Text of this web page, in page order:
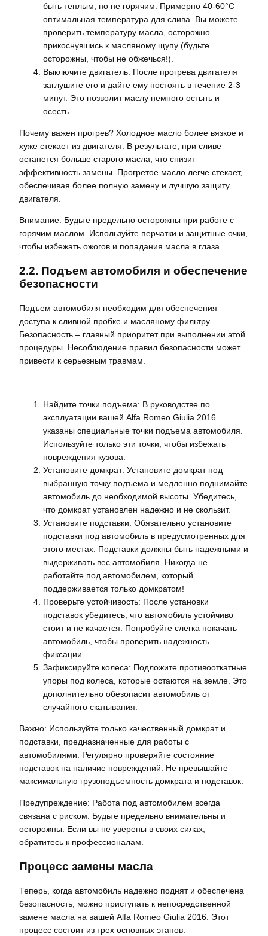
быть теплым, но не горячим. Примерно 40-60°C –
оптимальная температура для слива. Вы можете
проверить температуру масла, осторожно
прикоснувшись к масляному щупу (будьте
осторожны, чтобы не обжечься!).
Выключите двигатель: После прогрева двигателя
заглушите его и дайте ему постоять в течение 2-3
минут. Это позволит маслу немного остыть и
осесть.
Почему важен прогрев? Холодное масло более вязкое и
хуже стекает из двигателя. В результате, при сливе
останется больше старого масла, что снизит
эффективность замены. Прогретое масло легче стекает,
обеспечивая более полную замену и лучшую защиту
двигателя.
Внимание: Будьте предельно осторожны при работе с
горячим маслом. Используйте перчатки и защитные очки,
чтобы избежать ожогов и попадания масла в глаза.
2.2. Подъем автомобиля и обеспечение
безопасности
Подъем автомобиля необходим для обеспечения
доступа к сливной пробке и масляному фильтру.
Безопасность – главный приоритет при выполнении этой
процедуры. Несоблюдение правил безопасности может
привести к серьезным травмам.
Найдите точки подъема: В руководстве по
эксплуатации вашей Alfa Romeo Giulia 2016
указаны специальные точки подъема автомобиля.
Используйте только эти точки, чтобы избежать
повреждения кузова.
Установите домкрат: Установите домкрат под
выбранную точку подъема и медленно поднимайте
автомобиль до необходимой высоты. Убедитесь,
что домкрат установлен надежно и не скользит.
Установите подставки: Обязательно установите
подставки под автомобиль в предусмотренных для
этого местах. Подставки должны быть надежными и
выдерживать вес автомобиля. Никогда не
работайте под автомобилем, который
поддерживается только домкратом!
Проверьте устойчивость: После установки
подставок убедитесь, что автомобиль устойчиво
стоит и не качается. Попробуйте слегка покачать
автомобиль, чтобы проверить надежность
фиксации.
Зафиксируйте колеса: Подложите противооткатные
упоры под колеса, которые остаются на земле. Это
дополнительно обезопасит автомобиль от
случайного скатывания.
Важно: Используйте только качественный домкрат и
подставки, предназначенные для работы с
автомобилями. Регулярно проверяйте состояние
подставок на наличие повреждений. Не превышайте
максимальную грузоподъемность домкрата и подставок.
Предупреждение: Работа под автомобилем всегда
связана с риском. Будьте предельно внимательны и
осторожны. Если вы не уверены в своих силах,
обратитесь к профессионалам.
Процесс замены масла
Теперь, когда автомобиль надежно поднят и обеспечена
безопасность, можно приступать к непосредственной
замене масла на вашей Alfa Romeo Giulia 2016. Этот
процесс состоит из трех основных этапов: